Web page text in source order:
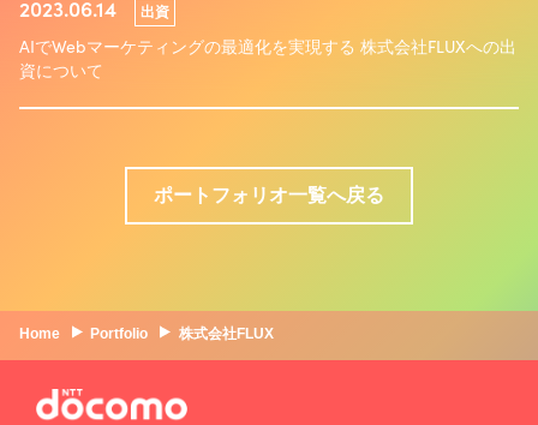
2023.06.14 出資
AIでWebマーケティングの最適化を実現する 株式会社FLUXへの出
資について
ポートフォリオ一覧へ戻る
Home Portfolio 株式会社FLUX